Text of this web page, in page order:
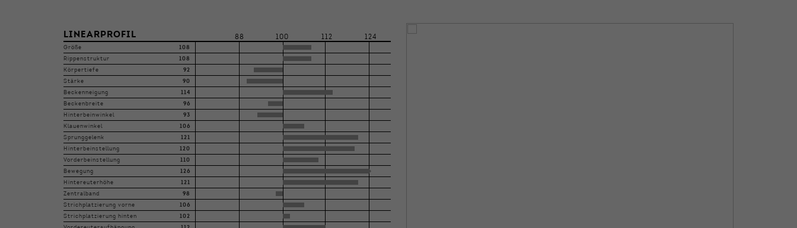
LINEARPROFIL 88 100 112 124
Größe 108
Rippenstruktur 108
Körpertiefe 92
Stärke 90
Beckenneigung 114
Beckenbreite 96
Hinterbeinwinkel 93
Klauenwinkel 106
Sprunggelenk 121
Hinterbeinstellung 120
Vorderbeinstellung 110
Bewegung 126
Hintereuterhöhe 121
Zentralband 98
Strichplatzierung vorne 106
Strichplatzierung hinten 102